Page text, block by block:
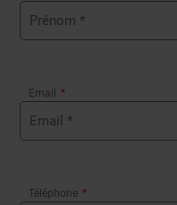
Email *
Téléphone *